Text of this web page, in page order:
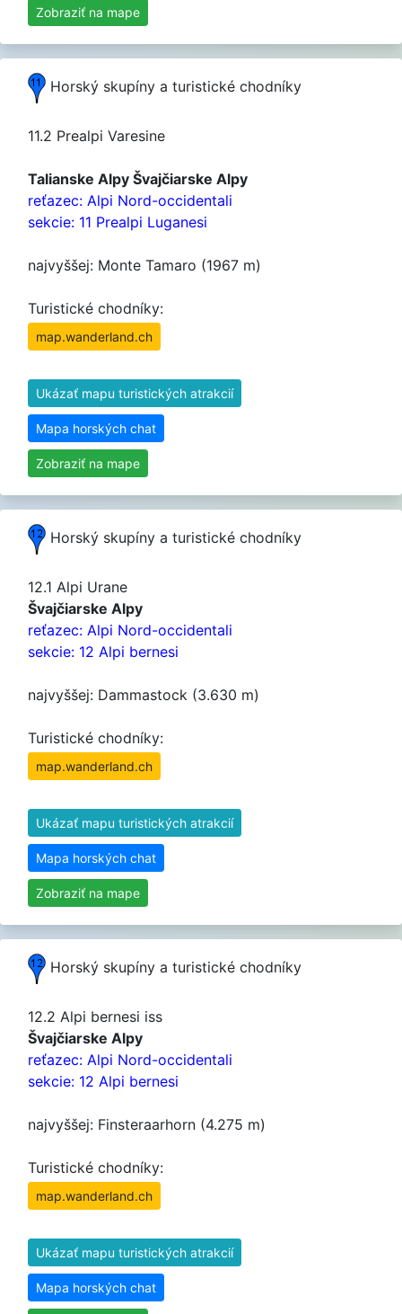
Zobraziť na mape
Horský skupíny a turistické chodníky
11.2 Prealpi Varesine
Talianske Alpy Švajčiarske Alpy
reťazec: Alpi Nord-occidentali
sekcie: 11 Prealpi Luganesi
najvyššej: Monte Tamaro (1967 m)
Turistické chodníky:
map.wanderland.ch
Ukázať mapu turistických atrakcií
Mapa horských chat
Zobraziť na mape
Horský skupíny a turistické chodníky
12.1 Alpi Urane
Švajčiarske Alpy
reťazec: Alpi Nord-occidentali
sekcie: 12 Alpi bernesi
najvyššej: Dammastock (3.630 m)
Turistické chodníky:
map.wanderland.ch
Ukázať mapu turistických atrakcií
Mapa horských chat
Zobraziť na mape
Horský skupíny a turistické chodníky
12.2 Alpi bernesi iss
Švajčiarske Alpy
reťazec: Alpi Nord-occidentali
sekcie: 12 Alpi bernesi
najvyššej: Finsteraarhorn (4.275 m)
Turistické chodníky:
map.wanderland.ch
Ukázať mapu turistických atrakcií
Mapa horských chat